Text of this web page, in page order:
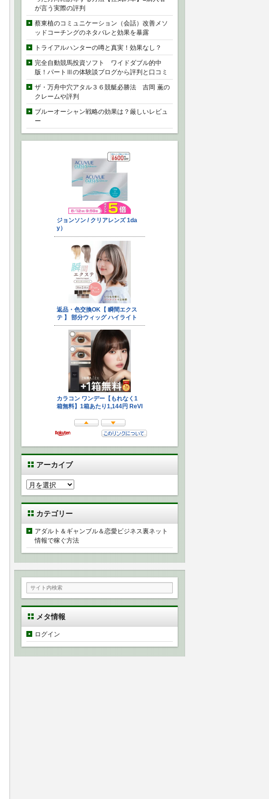
が言う実際の評判
蔡東植のコミュニケーション（会話）改善メソ
ッドコーチングのネタバレと効果を暴露
トライアルハンターの噂と真実！効果なし？
完全自動競馬投資ソフト ワイドダブル的中
版！パートⅢの体験談ブログから評判と口コミ
ザ・万舟中穴アタル３６競艇必勝法 吉岡 薫の
クレームや評判
ブルーオーシャン戦略の効果は？厳しいレビュ
ー
アーカイブ
ア
ー
カ
イ
ブ
カテゴリー
アダルト＆ギャンブル＆恋愛ビジネス裏ネット
情報で稼ぐ方法
メタ情報
ログイン